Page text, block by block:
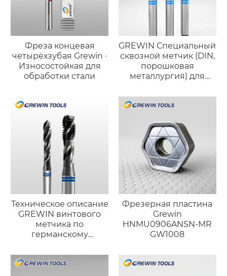
Фреза концевая
четырёхзубая Grewin ·
Износостойкая для
обработки стали
GREWIN Специальный
сквозной метчик (DIN,
порошковая
металлургия) для
нержавеющей стали
Техническое описание
GREWIN винтового
метчика по
германскому
(порошковая
металлургия)
Фрезерная пластина
Grewin
HNMU0906ANSN-MR
GW1008